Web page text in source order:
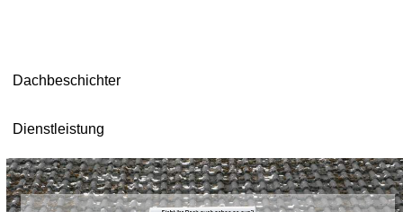
Dachbeschichter
Dienstleistung